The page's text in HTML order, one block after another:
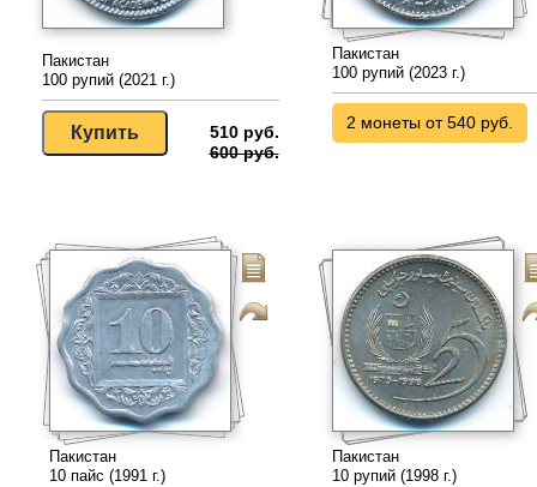
Пакистан
100 рупий (2021 г.)
510 руб.
600 руб.
Пакистан
100 рупий (2023 г.)
2 монеты от 540 руб.
Пакистан
10 пайс (1991 г.)
Пакистан
10 рупий (1998 г.)